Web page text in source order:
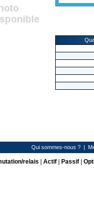
Qui sommes-nous ? |
relais Actif| Passif|